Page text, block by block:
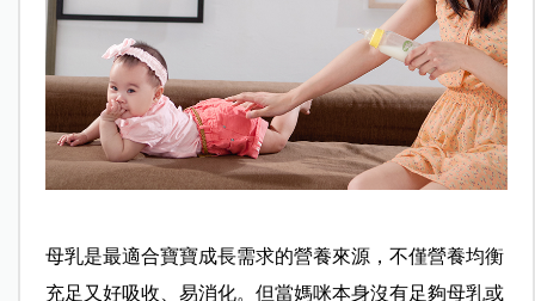
母乳是最適合寶寶成長需求的營養來源，不僅營養均衡
充足又好吸收、易消化。但當媽咪本身沒有足夠母乳或